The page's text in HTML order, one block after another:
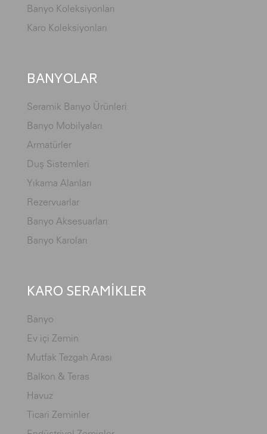
Banyo Koleksiyonları
Karo Koleksiyonları
BANYOLAR
Seramik Banyo Ürünleri
Banyo Mobilyaları
Armatürler
Duş Sistemleri
Yıkama Alanları
Rezervuarlar
Banyo Aksesuarları
Banyo Karoları
KARO SERAMİKLER
Banyo
Ev içi Zemin
Mutfak Tezgah Arası
Balkon & Teras
Havuz
Ticari Zeminler